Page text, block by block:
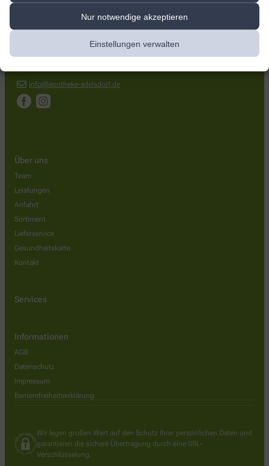
Nur notwendige akzeptieren
Einstellungen verwalten
Hauptstr. 13,91325 Adelsdorf
info@apotheke-adelsdorf.de
Über uns
Team
Leistungen
Anfahrt
Sortiment
Lieferservice
Gesundheitskarte
Kontakt
Services
Informationen
AGB
Datenschutz
Impressum
Barrierefreiheitserklärung
Wir legen großen Wert auf den Schutz Ihrer persönlichen Daten und
garantieren die sichere Übertragung durch eine SSL-
Verschlüsselung.